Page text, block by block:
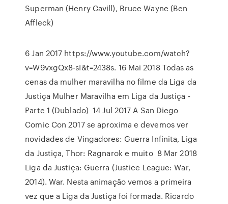
Superman (Henry Cavill), Bruce Wayne (Ben
Affleck)
6 Jan 2017 https://www.youtube.com/watch?
v=W9vxgQx8-sI&t=2438s. 16 Mai 2018 Todas as
cenas da mulher maravilha no filme da Liga da
Justiça Mulher Maravilha em Liga da Justiça -
Parte 1 (Dublado) 14 Jul 2017 A San Diego
Comic Con 2017 se aproxima e devemos ver
novidades de Vingadores: Guerra Infinita, Liga
da Justiça, Thor: Ragnarok e muito 8 Mar 2018
Liga da Justiça: Guerra (Justice League: War,
2014). War. Nesta animação vemos a primeira
vez que a Liga da Justiça foi formada. Ricardo